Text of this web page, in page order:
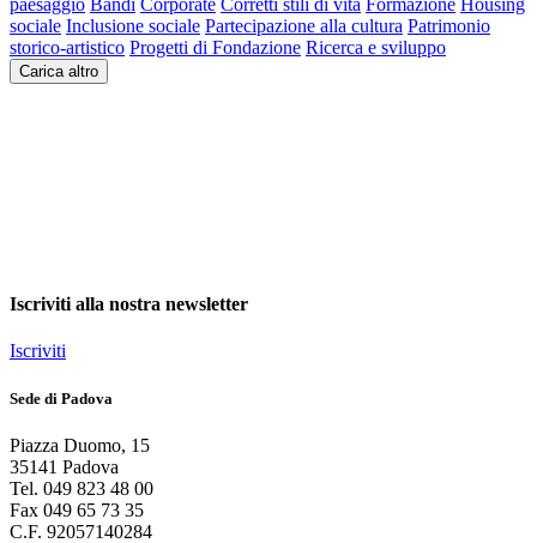
paesaggio Bandi Corporate Corretti stili di vita Formazione Housing
sociale Inclusione sociale Partecipazione alla cultura Patrimonio
storico-artistico Progetti di Fondazione Ricerca e sviluppo
Carica altro
Iscriviti alla nostra newsletter
Iscriviti
Sede di Padova
Piazza Duomo, 15
35141 Padova
Tel. 049 823 48 00
Fax 049 65 73 35
C.F. 92057140284